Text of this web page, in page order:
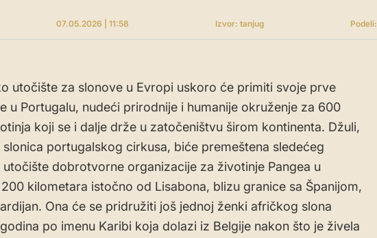
07.05.2026 | 11:58 Izvor: tanjug Podeli:
utočište za slonove u Evropi uskoro će primiti svoje prve
u Portugalu, nudeći prirodnije i humanije okruženje za 600
koji se i dalje drže u zatočeništvu širom kontinenta. Džuli,
slonica portugalskog cirkusa, biće premeštena sledećeg
utočište dobrotvorne organizacije za životinje Pangea u
kilometara istočno od Lisabona, blizu granice sa Španijom,
Ona će se pridružiti još jednoj ženki afričkog slona
po imenu Karibi koja dolazi iz Belgije nakon što je živela